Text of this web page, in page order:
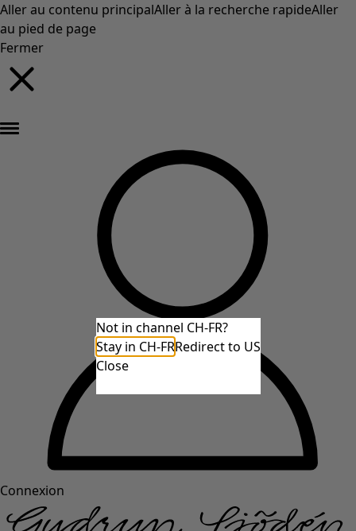
Aller au contenu principalAller à la recherche rapideAller
au pied de page
Fermer
Connexion
Not in channel CH-FR?
Stay in CH-FRRedirect to US
Close